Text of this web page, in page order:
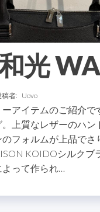
光
稿者: Uovo
アイテムのご紹介で
上質なレザーのハン
フォルムが上品でさ
KOIDOシルクブ
って作られ…